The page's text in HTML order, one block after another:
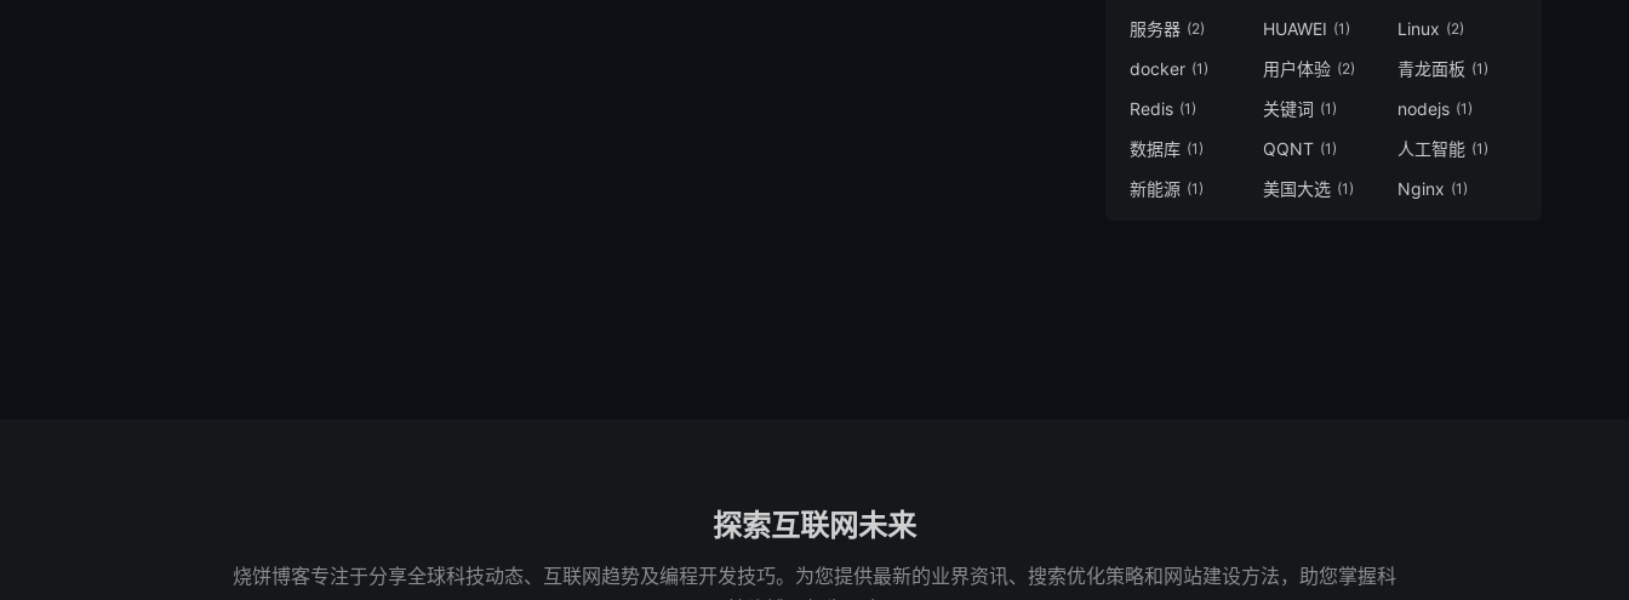
服务器 (2) HUAWEI (1) Linux (2)
docker (1) 用户体验 (2) 青龙面板 (1)
Redis (1) 关键词 (1) nodejs (1)
数据库 (1) QQNT (1) 人工智能 (1)
新能源 (1) 美国大选 (1) Nginx (1)
探索互联网未来
烧饼博客专注于分享全球科技动态、互联网趋势及编程开发技巧。为您提供最新的业界资讯、搜索优化策略和网站建设方法，助您掌握科